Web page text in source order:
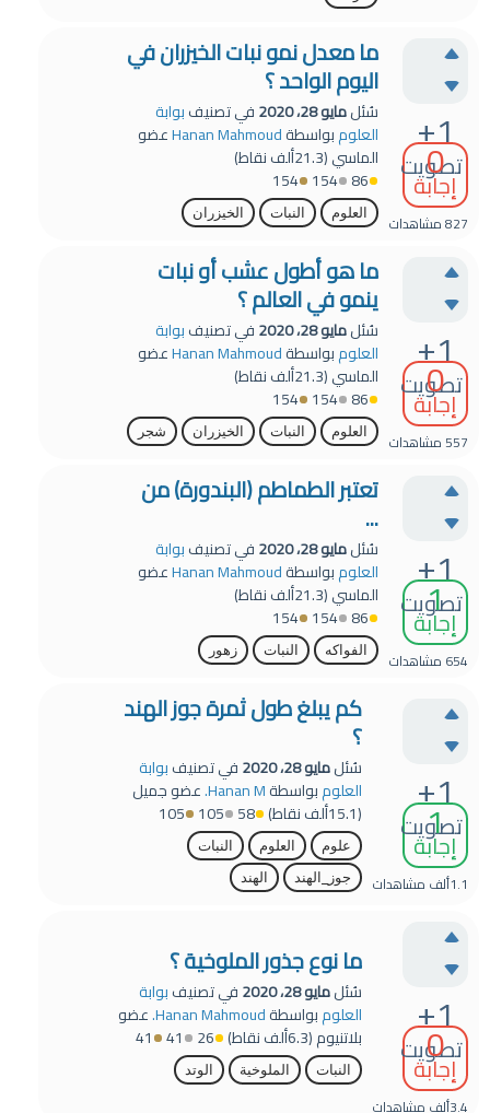
+1
تصويت
0
إجابة
827مشاهدات
ما معدل نمو نبات الخيزران في
اليوم الواحد ؟
سُئلمايو 28، 2020 في تصنيفبوابة
العلومبواسطةHanan Mahmoudعضو
الماسي(21.3ألف
نقاط)
86
154
154
العلوم النبات الخيزران
+1
تصويت
0
إجابة
557مشاهدات
ما هو أطول عشب أو نبات
ينمو في العالم ؟
سُئلمايو 28، 2020 في تصنيفبوابة
العلومبواسطةHanan Mahmoudعضو
الماسي(21.3ألف
نقاط)
86
154
154
العلوم النبات الخيزران شجر
+1
تصويت
1
إجابة
654 مشاهدات
تعتبر الطماطم (البندورة) من
...
سُئلمايو 28، 2020 في تصنيفبوابة
العلومبواسطةHanan Mahmoudعضو
الماسي(21.3ألف
نقاط)
86
154
154
الفواكه النبات زهور
+1
تصويت
1
إجابة
1.1ألف مشاهدات
كم يبلغ طول ثمرة جوز الهند
؟
سُئلمايو 28، 2020 في تصنيفبوابة
العلومبواسطةHanan M. عضو جميل
(15.1ألف نقاط) 58
105
105
علوم العلوم
النبات
جوز_الهند
الهند
+1
تصويت
0
إجابة
3.4ألف مشاهدات
ما نوع جذور الملوخية ؟
سُئلمايو 28، 2020 في تصنيفبوابة
العلومبواسطةHanan Mahmoud. عضو
بلاتنيوم(6.3ألف نقاط) 26
41
41
النبات الملوخية الوتد